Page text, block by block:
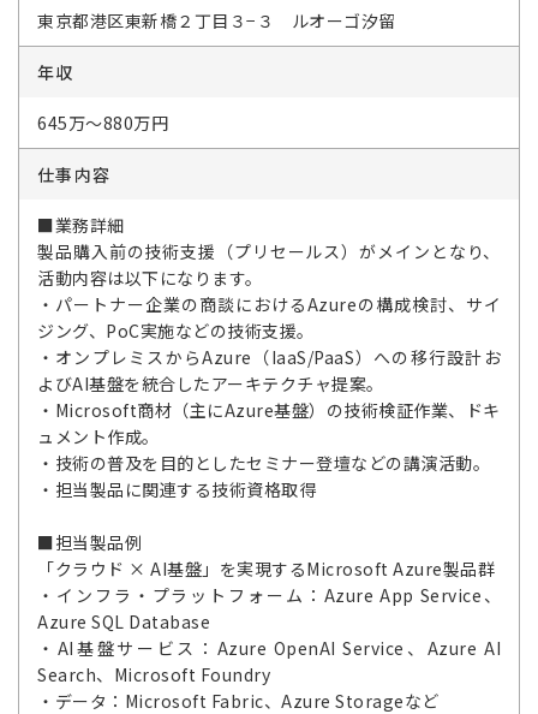
東京都港区東新橋２丁目３−３ ルオーゴ汐留
年収
645万～880万円
仕事内容
■業務詳細
製品購入前の技術支援（プリセールス）がメインとなり、
活動内容は以下になります。
・パートナー企業の商談におけるAzureの構成検討、サイ
ジング、PoC実施などの技術支援。
・オンプレミスからAzure（IaaS/PaaS）への移行設計お
よびAI基盤を統合したアーキテクチャ提案。
・Microsoft商材（主にAzure基盤）の技術検証作業、ドキ
ュメント作成。
・技術の普及を目的としたセミナー登壇などの講演活動。
・担当製品に関連する技術資格取得
■担当製品例
「クラウド × AI基盤」を実現するMicrosoft Azure製品群
・インフラ・プラットフォーム：Azure App Service、
Azure SQL Database
・AI基盤サービス：Azure OpenAI Service、Azure AI
Search、Microsoft Foundry
・データ：Microsoft Fabric、Azure Storageなど